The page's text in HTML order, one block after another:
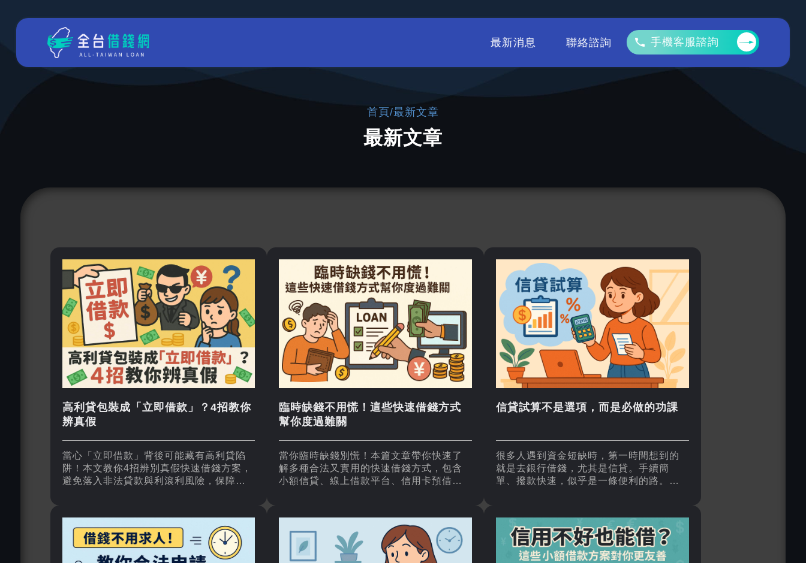
最新消息 聯絡諮詢 手機客服諮詢
首頁/最新文章
最新文章
高利貸包裝成「立即借款」？4招教你
辨真假
當心「立即借款」背後可能藏有高利貸陷
阱！本文教你4招辨別真假快速借錢方案，
避免落入非法貸款與利滾利風險，保障你
臨時缺錢不用慌！這些快速借錢方式
幫你度過難關
當你臨時缺錢別慌！本篇文章帶你快速了
解多種合法又實用的快速借錢方式，包含
小額信貸、線上借款平台、信用卡預借現
關。
信貸試算不是選項，而是必做的功課
很多人遇到資金短缺時，第一時間想到的
就是去銀行借錢，尤其是信貸。手續簡
單、撥款快速，似乎是一條便利的路。但
了，就是讓你看清未來，別讓還款壓力成
為拖垮生活的稻草。